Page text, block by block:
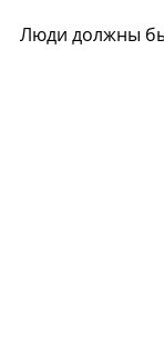
Люди должны